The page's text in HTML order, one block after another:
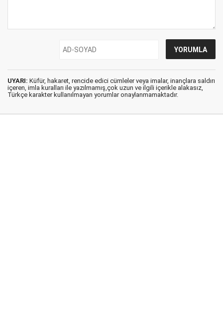
UYARI: Küfür, hakaret, rencide edici cümleler veya imalar, inançlara saldırı
içeren, imla kuralları ile yazılmamış,çok uzun ve ilgili içerikle alakasız,
Türkçe karakter kullanılmayan yorumlar onaylanmamaktadır.